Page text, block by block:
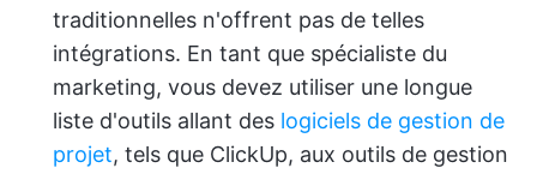
traditionnelles n'offrent pas de telles
intégrations. En tant que spécialiste du
marketing, vous devez utiliser une longue
liste d'outils allant des logiciels de gestion de
projet, tels que ClickUp, aux outils de gestion